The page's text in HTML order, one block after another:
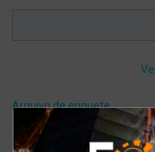
Arquivo de enquete